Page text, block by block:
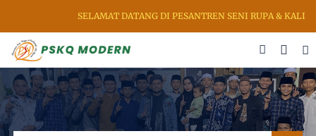
SELAMAT DATANG DI PESANTREN SENI RUPA & KALIGRAFI AL